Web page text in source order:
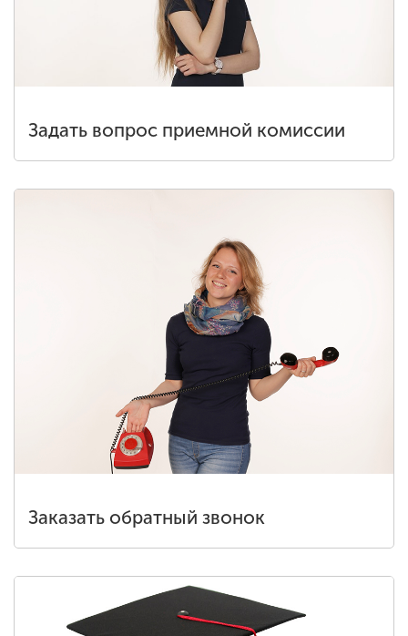
Задать вопрос приемной комиссии
Заказать обратный звонок